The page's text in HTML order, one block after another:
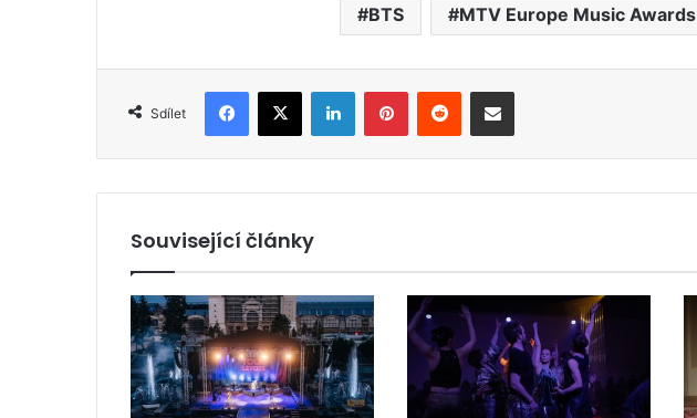
BTS MTV Europe Music Awards
Sdílet
Související články